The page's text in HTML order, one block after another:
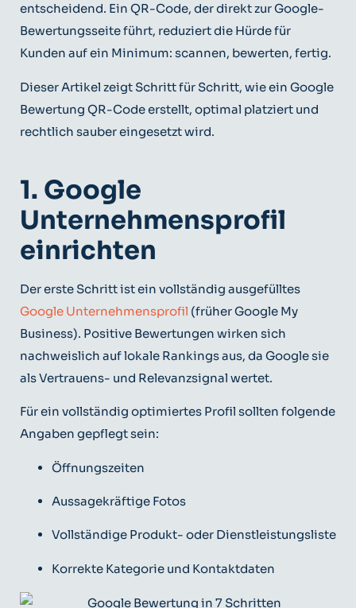
entscheidend. Ein QR-Code, der direkt zur Google-
Bewertungsseite führt, reduziert die Hürde für
Kunden auf ein Minimum: scannen, bewerten, fertig.
Dieser Artikel zeigt Schritt für Schritt, wie ein Google
Bewertung QR-Code erstellt, optimal platziert und
rechtlich sauber eingesetzt wird.
1. Google
Unternehmensprofil
einrichten
Der erste Schritt ist ein vollständig ausgefülltes
Google Unternehmensprofil (früher Google My
Business). Positive Bewertungen wirken sich
nachweislich auf lokale Rankings aus, da Google sie
als Vertrauens- und Relevanzsignal wertet.
Für ein vollständig optimiertes Profil sollten folgende
Angaben gepflegt sein:
Öffnungszeiten
Aussagekräftige Fotos
Vollständige Produkt- oder Dienstleistungsliste
Korrekte Kategorie und Kontaktdaten